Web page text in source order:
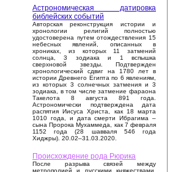
Астрономическая датировка
библейских событий
Авторская реконструкция истории и
хронологии религий полностью
удостоверена путем отождествления 15
небесных явлений, описанных в
хрониках, из которых 11 затмений
солнца, 3 зодиака и 1 вспышка
сверхновой звезды. Подтвержден
хронологический сдвиг на 1780 лет в
истории Древнего Египта по 6 явлениям,
из которых 3 солнечных затмения и 3
зодиака, в том числе затмение фараона
Такелота 8 августа 891 года.
Астрономически подтверждена дата
распятия Иисуса Христа, как 18 марта
1010 года, и дата смерти Ибрагима –
сына Пророка Мухаммеда, как 7 февраля
1152 года (28 шавваля 546 года
Хиджры). 20.02–31.03.2020.
Происхождение рода Рюрика
После разрыва связей между
метрополией и русскими княжествами,